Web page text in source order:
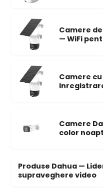
Camere
— WiFi
Camere
Camere
color
Produse Dahua —
supraveghere video